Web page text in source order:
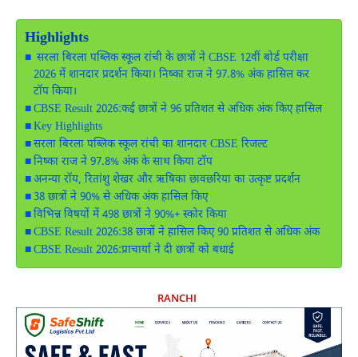
Highlights
सरला बिरला पब्लिक स्कूल रांची के छात्रों ने CBSE 12वीं बोर्ड परीक्षा
2026 में शानदार प्रदर्शन किया। निष्का राज ने 97.8% अंक हासिल कर
टॉप किया।
CBSE Result 2026:कई छात्रों ने 96 प्रतिशत से अधिक अंक किए हासिल
Key Highlights
सरला बिरला पब्लिक स्कूल रांची का शानदार CBSE रिजल्ट
निष्का राज ने 97.8% अंक के साथ किया टॉप
अनन्या रॉय, रितांशु शेखर और ऋषिका छावछरिया का उत्कृष्ट प्रदर्शन
38 छात्रों ने 90% से अधिक अंक हासिल किए
विभिन्न विषयों में 498 छात्रों ने 90%+ स्कोर किया
CBSE Result 2026:38 छात्रों ने हासिल किए 90 प्रतिशत से अधिक अंक
CBSE Result 2026:प्राचार्या ने दी छात्रों को बधाई
RANCHI